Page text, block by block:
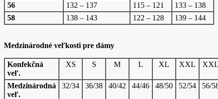
56
132 – 137 115 – 121
133 – 138
58
138 – 143 122 – 128 139 – 144
Medzinárodné veľkosti pre dámy
Konfekčná
veľ.
XS S M L XL XXL
Medzinárodná
veľ.
32/34 36/38 40/42 44/46 48/50 52/54 56/